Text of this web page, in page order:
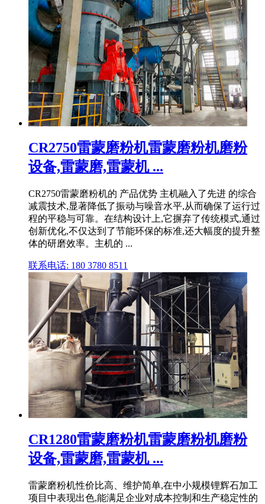
CR2750雷蒙磨粉机雷蒙磨粉机磨粉
设备,雷蒙磨,雷蒙机 ...
CR2750雷蒙磨粉机的 产品优势 主机融入了先进 的综合
减震技术,显著降低了振动与噪音水平,从而确保了运行过
程的平稳与可靠。在结构设计上,它摒弃了传统模式,通过
创新优化,不仅达到了节能环保的标准,还大幅度的提升整
体的研磨效率。主机的 ...
联系电话: 180 3780 8511
CR1280雷蒙磨粉机雷蒙磨粉机磨粉
设备,雷蒙磨,雷蒙机 ...
雷蒙磨粉机性价比高、维护简单,在中小规模锂辉石加工
项目中表现出色,能满足企业对成本控制和生产稳定性的